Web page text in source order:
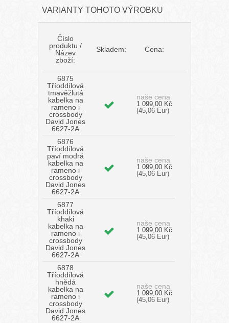
VARIANTY TOHOTO VÝROBKU
Číslo
produktu /
Název
zboží:
Skladem: Cena:
6875
Tříoddílová
tmavěžlutá
kabelka na
rameno i
crossbody
David Jones
6627-2A
naše cena
1 099,00 Kč
(45,06 Eur)
6876
Tříoddílová
paví modrá
kabelka na
rameno i
crossbody
David Jones
6627-2A
naše cena
1 099,00 Kč
(45,06 Eur)
6877
Tříoddílová
khaki
kabelka na
rameno i
crossbody
David Jones
6627-2A
naše cena
1 099,00 Kč
(45,06 Eur)
6878
Tříoddílová
hnědá
kabelka na
rameno i
crossbody
David Jones
6627-2A
naše cena
1 099,00 Kč
(45,06 Eur)